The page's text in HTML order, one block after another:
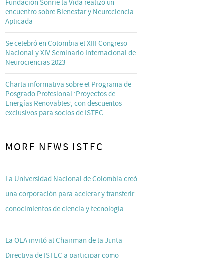
Fundación Sonríe la Vida realizó un
encuentro sobre Bienestar y Neurociencia
Aplicada
Se celebró en Colombia el XIII Congreso
Nacional y XIV Seminario Internacional de
Neurociencias 2023
Charla informativa sobre el Programa de
Posgrado Profesional ‘Proyectos de
Energías Renovables’, con descuentos
exclusivos para socios de ISTEC
MORE NEWS ISTEC
La Universidad Nacional de Colombia creó
una corporación para acelerar y transferir
conocimientos de ciencia y tecnología
La OEA invitó al Chairman de la Junta
Directiva de ISTEC a participar como